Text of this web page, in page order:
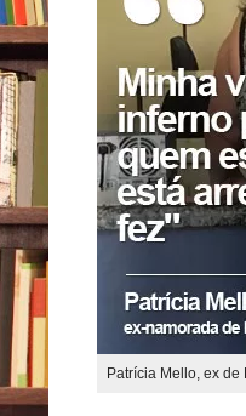
Patrícia Mello, ex